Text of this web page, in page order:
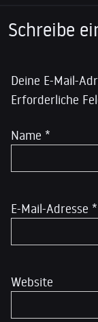
Schreibe
Deine E-Mail-
Erforderliche
Name *
E-Mail-Adresse *
Website